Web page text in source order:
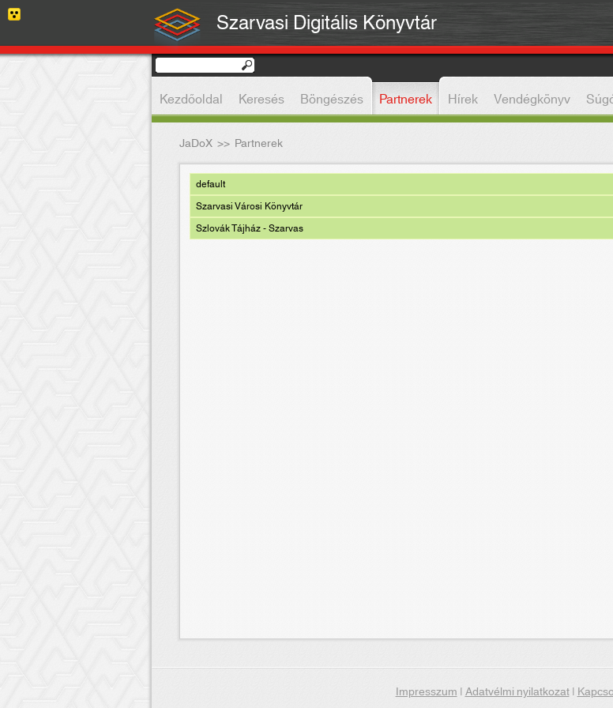
Szarvasi Digitális Könyvtár
Kezdőoldal Keresés Böngészés Partnerek Hírek Vendégkönyv
JaDoX >> Partnerek
default
Szarvasi Városi Könyvtár
Szlovák Tájház - Szarvas
Impresszum|Adatvélmi nyilatkozat|